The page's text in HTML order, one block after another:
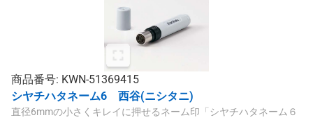
商品番号: KWN-51369415
シヤチハタネーム6 西谷(ニシタニ)
直径6mmの小さくキレイに押せるネーム印「シヤチハタネーム６